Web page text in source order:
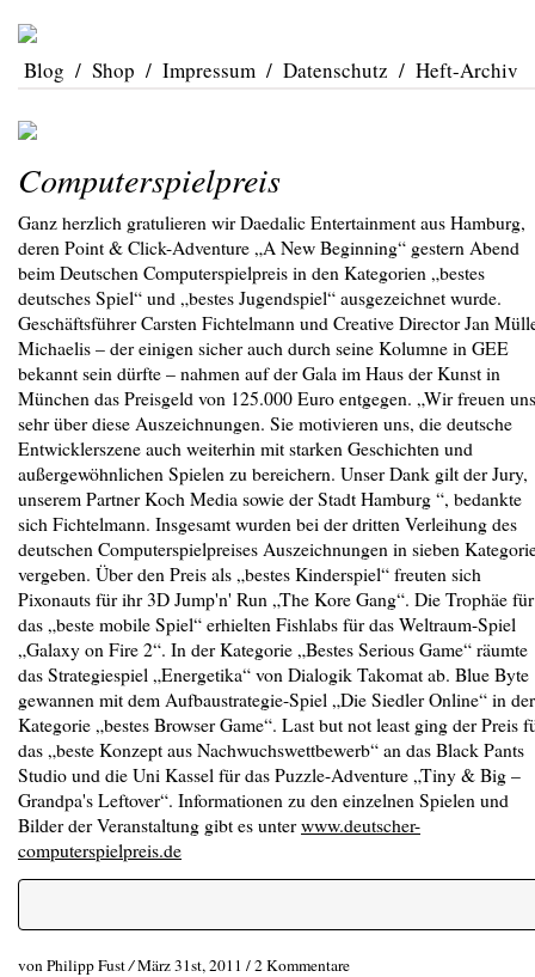
Blog / Shop / Impressum / Datenschutz / Heft-Archiv
Computerspielpreis
Ganz herzlich gratulieren wir Daedalic Entertainment aus Hamburg,
deren Point & Click-Adventure „A New Beginning“ gestern Abend
beim Deutschen Computerspielpreis in den Kategorien „bestes
deutsches Spiel“ und „bestes Jugendspiel“ ausgezeichnet wurde.
Geschäftsführer Carsten Fichtelmann und Creative Director Jan
Michaelis – der einigen sicher auch durch seine Kolumne in GEE
bekannt sein dürfte – nahmen auf der Gala im Haus der Kunst in
München das Preisgeld von 125.000 Euro entgegen. „Wir freuen uns
sehr über diese Auszeichnungen. Sie motivieren uns, die deutsche
Entwicklerszene auch weiterhin mit starken Geschichten und
außergewöhnlichen Spielen zu bereichern. Unser Dank gilt der Jury,
unserem Partner Koch Media sowie der Stadt Hamburg “, bedankte
sich Fichtelmann. Insgesamt wurden bei der dritten Verleihung des
deutschen Computerspielpreises Auszeichnungen in sieben
vergeben. Über den Preis als „bestes Kinderspiel“ freuten sich
Pixonauts für ihr 3D Jump'n' Run „The Kore Gang“. Die Trophäe für
das „beste mobile Spiel“ erhielten Fishlabs für das Weltraum-Spiel
„Galaxy on Fire 2“. In der Kategorie „Bestes Serious Game“ räumte
das Strategiespiel „Energetika“ von Dialogik Takomat ab. Blue Byte
gewannen mit dem Aufbaustrategie-Spiel „Die Siedler Online“ in der
Kategorie „bestes Browser Game“. Last but not least ging der Preis
das „beste Konzept aus Nachwuchswettbewerb“ an das Black Pants
Studio und die Uni Kassel für das Puzzle-Adventure „Tiny & Big –
Grandpa's Leftover“. Informationen zu den einzelnen Spielen und
Bilder der Veranstaltung gibt es unterwww.deutscher-
computerspielpreis.de
von Philipp Fust/März 31st, 2011 /2 Kommentare